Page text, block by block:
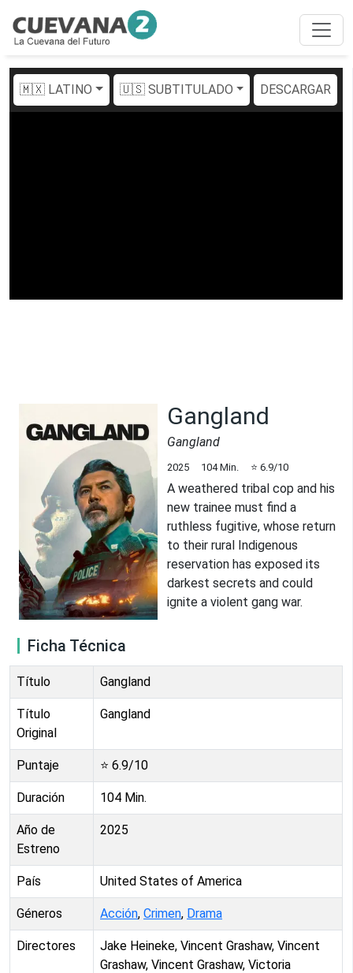
🇲🇽 LATINO 🇺🇸 SUBTITULADO DESCARGAR
Gangland
Gangland
2025 104Min. ⭐ 6.9/10
A weathered tribal cop and his
new trainee must find a
ruthless fugitive, whose return
to their rural Indigenous
reservation has exposed its
darkest secrets and could
ignite a violent gang war.
Ficha Técnica
Título Gangland
Título
Original
Gangland
Puntaje ⭐ 6.9/10
Duración 104 Min.
Año de
Estreno
2025
País United States of America
Géneros Acción, Crimen, Drama
Directores
Jake Heineke, Vincent Grashaw, Vincent
Grashaw, Vincent Grashaw, Victoria